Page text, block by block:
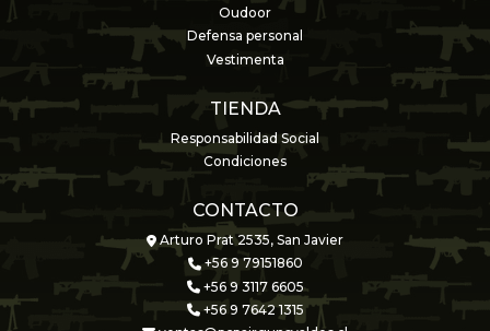
Oudoor
Defensa personal
Vestimenta
TIENDA
Responsabilidad Social
Condiciones
CONTACTO
Arturo Prat 2535, San Javier
+56 9 79151860
+56 9 3117 6605
+56 9 7642 1315